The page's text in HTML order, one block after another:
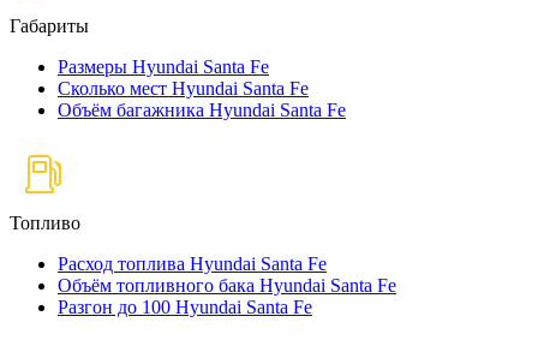
Габариты
Размеры Hyundai Santa Fe
Сколько мест Hyundai Santa Fe
Объём багажника Hyundai Santa Fe
Топливо
Расход топлива Hyundai Santa Fe
Объём топливного бака Hyundai Santa Fe
Разгон до 100 Hyundai Santa Fe